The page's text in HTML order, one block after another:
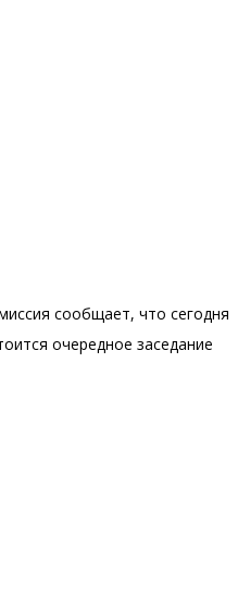
сообщает, что сегодня
очередное заседание